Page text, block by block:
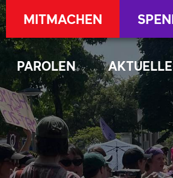
PAROLEN
MITMACHEN